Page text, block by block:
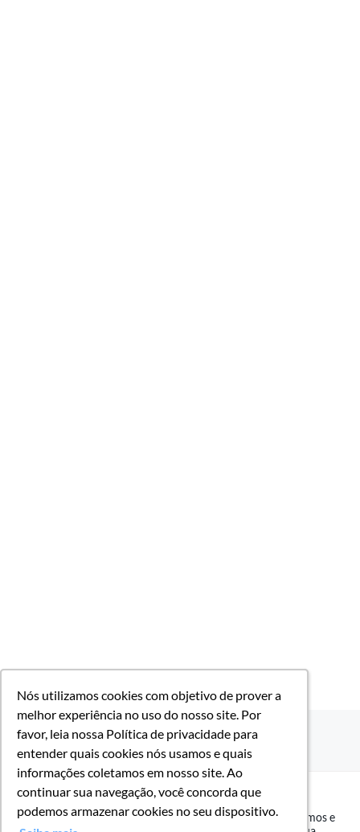
Nós utilizamos cookies com objetivo de prover a
melhor experiência no uso do nosso site. Por
favor, leia nossa Política de privacidade para
entender quais cookies nós usamos e quais
informações coletamos em nosso site. Ao
continuar sua navegação, você concorda que
podemos armazenar cookies no seu dispositivo.
Nós utilizamos cookies com objetivo de prover a
melhor experiência no uso do nosso site. Por
favor, leia nossa Política de privacidade para
entender quais cookies nós usamos e quais
informações coletamos em nosso site. Ao
continuar sua navegação, você concorda que
podemos armazenar cookies no seu dispositivo.
Nós utilizamos cookies com objetivo de prover a melhor
experiência no uso do nosso site. Por favor, leia nossa
Política de privacidadepara entender quais cookies nós usamos e